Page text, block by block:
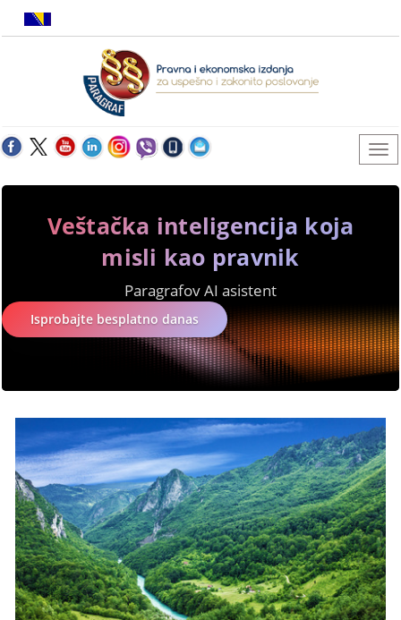
Veštačka inteligencija koja
misli kao pravnik
Paragrafov AI asistent
Isprobajte besplatno danas